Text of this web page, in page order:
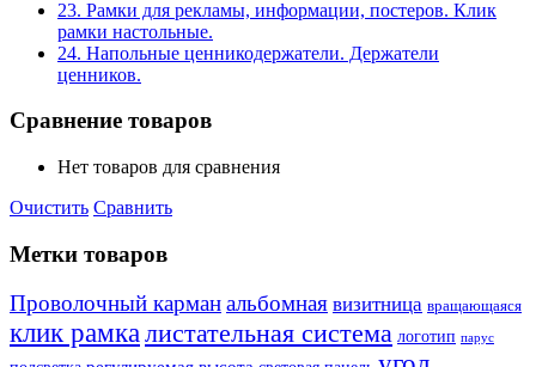
23. Рамки для рекламы, информации, постеров. Клик
рамки настольные.
24. Напольные ценникодержатели. Держатели
ценников.
Сравнение товаров
Нет товаров для сравнения
Очистить Сравнить
Метки товаров
Проволочный карманальбомная визитница вращающаяся
клик рамка листательная система логотип парус